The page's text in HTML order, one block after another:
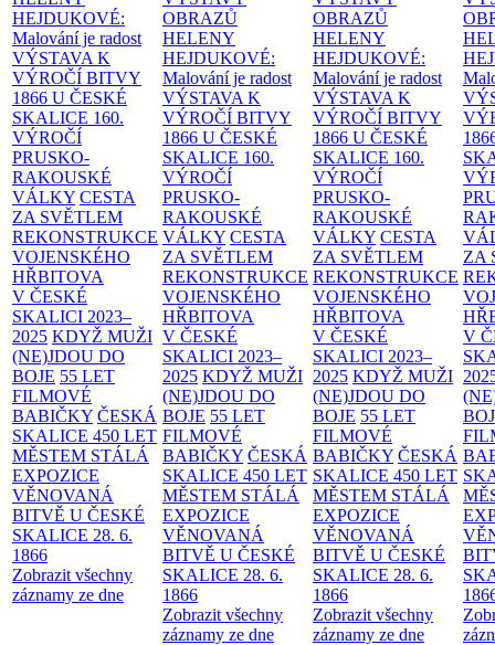
HEJDUKOVÉ:
Malování je radost
VÝSTAVA K
VÝROČÍ BITVY
1866 U ČESKÉ
SKALICE 160.
VÝROČÍ
PRUSKO-
RAKOUSKÉ
VÁLKY CESTA
ZA SVĚTLEM
REKONSTRUKCE
VOJENSKÉHO
HŘBITOVA
V ČESKÉ
SKALICI 2023–
2025 KDYŽ MUŽI
(NE)JDOU DO
BOJE 55 LET
FILMOVÉ
BABIČKY ČESKÁ
SKALICE 450 LET
MĚSTEM STÁLÁ
EXPOZICE
VĚNOVANÁ
BITVĚ U ČESKÉ
SKALICE 28. 6.
1866
Zobrazit všechny
záznamy ze dne
OBRAZŮ
HELENY
HEJDUKOVÉ:
Malování je radost
VÝSTAVA K
VÝROČÍ BITVY
1866 U ČESKÉ
SKALICE 160.
VÝROČÍ
PRUSKO-
RAKOUSKÉ
VÁLKY CESTA
ZA SVĚTLEM
REKONSTRUKCE
VOJENSKÉHO
HŘBITOVA
V ČESKÉ
SKALICI 2023–
2025 KDYŽ MUŽI
(NE)JDOU DO
BOJE 55 LET
FILMOVÉ
BABIČKY ČESKÁ
SKALICE 450 LET
MĚSTEM STÁLÁ
EXPOZICE
VĚNOVANÁ
BITVĚ U ČESKÉ
SKALICE 28. 6.
1866
Zobrazit všechny
záznamy ze dne
OBRAZŮ
HELENY
HEJDUKOVÉ:
Malování je radost
VÝSTAVA K
VÝROČÍ BITVY
1866 U ČESKÉ
SKALICE 160.
VÝROČÍ
PRUSKO-
RAKOUSKÉ
VÁLKY CESTA
ZA SVĚTLEM
REKONSTRUKCE
VOJENSKÉHO
HŘBITOVA
V ČESKÉ
SKALICI 2023–
2025 KDYŽ MUŽI
(NE)JDOU DO
BOJE 55 LET
FILMOVÉ
BABIČKY ČESKÁ
SKALICE 450 LET
MĚSTEM STÁLÁ
EXPOZICE
VĚNOVANÁ
BITVĚ U ČESKÉ
SKALICE 28. 6.
1866
Zobrazit všechny
záznamy ze dne
ZA
V